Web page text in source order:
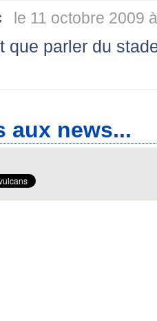
le 11 octobre 2009
que parler du
aux news...